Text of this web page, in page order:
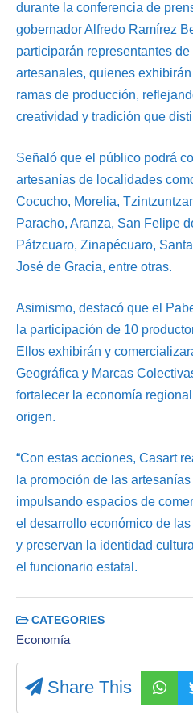
durante la conferencia de
gobernador Alfredo Ramírez
participarán representantes
artesanales, quienes
ramas de producción,
creatividad y tradición que
Señaló que el público podrá
artesanías de localidades
Cocucho, Morelia,
Paracho, Aranza, San Felipe
Pátzcuaro, Zinapécuaro,
José de Gracia, entre otras.
Asimismo, destacó que el
la participación de 10
Ellos exhibirán y
Geográfica y Marcas
fortalecer la economía
origen.
“Con estas acciones, Casart
la promoción de las
impulsando espacios de
el desarrollo económico de
y preservan la identidad
el funcionario estatal.
CATEGORIES
Economía
Share This